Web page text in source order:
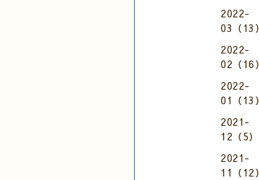
2022-
03（13）
2022-
02（16）
2022-
01（13）
2021-
12（5）
2021-
11（12）